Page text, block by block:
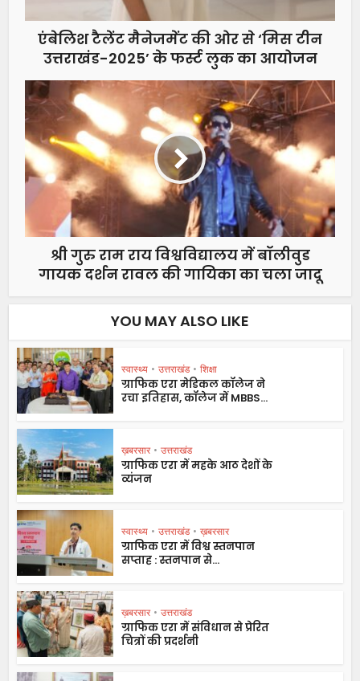
एंबेलिश टैलेंट मैनेजमेंट की ओर से ‘मिस टीन
उत्तराखंड-2025’ के फर्स्ट लुक का आयोजन
श्री गुरु राम राय विश्वविद्यालय में बॉलीवुड
गायक दर्शन रावल की गायिका का चला जादू
YOU MAY ALSO LIKE
स्वास्थ्य • उत्तराखंड • शिक्षा
ग्राफिक एरा मेडिकल कॉलेज ने
रचा इतिहास, कॉलेज में MBBS...
ख़बरसार • उत्तराखंड
ग्राफिक एरा में महके आठ देशों के
व्यंजन
स्वास्थ्य • उत्तराखंड • ख़बरसार
ग्राफिक एरा में विश्व स्तनपान
सप्ताह : स्तनपान से...
ख़बरसार • उत्तराखंड
ग्राफिक एरा में संविधान से प्रेरित
चित्रों की प्रदर्शनी